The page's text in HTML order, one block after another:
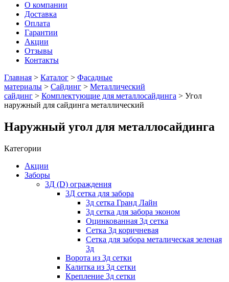
О компании
Доставка
Оплата
Гарантии
Акции
Отзывы
Контакты
Главная > Каталог > Фасадные
материалы > Сайдинг > Металлический
сайдинг > Комплектующие для металлосайдинга > Угол
наружный для сайдинга металлический
Наружный угол для металлосайдинга
Категории
Акции
Заборы
3Д (D) ограждения
3Д сетка для забора
3д сетка Гранд Лайн
3д сетка для забора эконом
Оцинкованная 3д сетка
Сетка 3д коричневая
Сетка для забора металическая зеленая
3д
Ворота из 3д сетки
Калитка из 3д сетки
Крепление 3д сетки